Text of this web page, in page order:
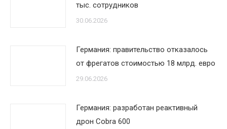
тыс. сотрудников
30.06.2026
Германия: правительство отказалось
от фрегатов стоимостью 18 млрд. евро
29.06.2026
Германия: разработан реактивный
дрон Cobra 600